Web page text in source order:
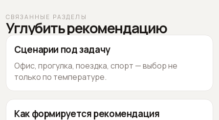
СВЯЗАННЫЕ РАЗДЕЛЫ
Углубить рекомендацию
Сценарии под задачу
Офис, прогулка, поездка, спорт — выбор не
только по температуре.
Как формируется рекомендация